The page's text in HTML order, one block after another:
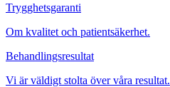
Trygghetsgaranti
Om kvalitet och patientsäkerhet.
Behandlingsresultat
Vi är väldigt stolta över våra resultat.